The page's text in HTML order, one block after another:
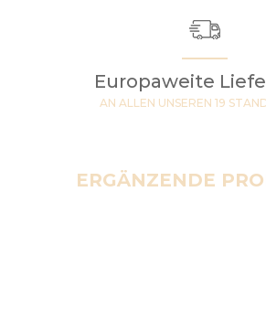
Europaweite
AN ALLEN UNSEREN 19
ERGÄNZENDE